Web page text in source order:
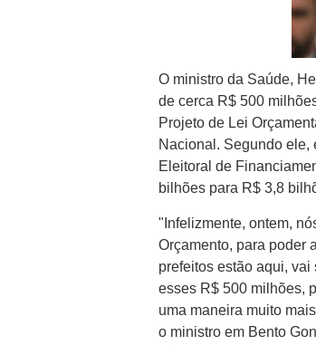
O ministro da Saúde,
de cerca R$ 500
Projeto de Lei
Nacional. Segundo ele,
Eleitoral de
bilhões para R$ 3,8
"Infelizmente, ontem,
Orçamento, para poder
prefeitos estão aqui,
esses R$ 500 milhões,
uma maneira muito
o ministro em Bento